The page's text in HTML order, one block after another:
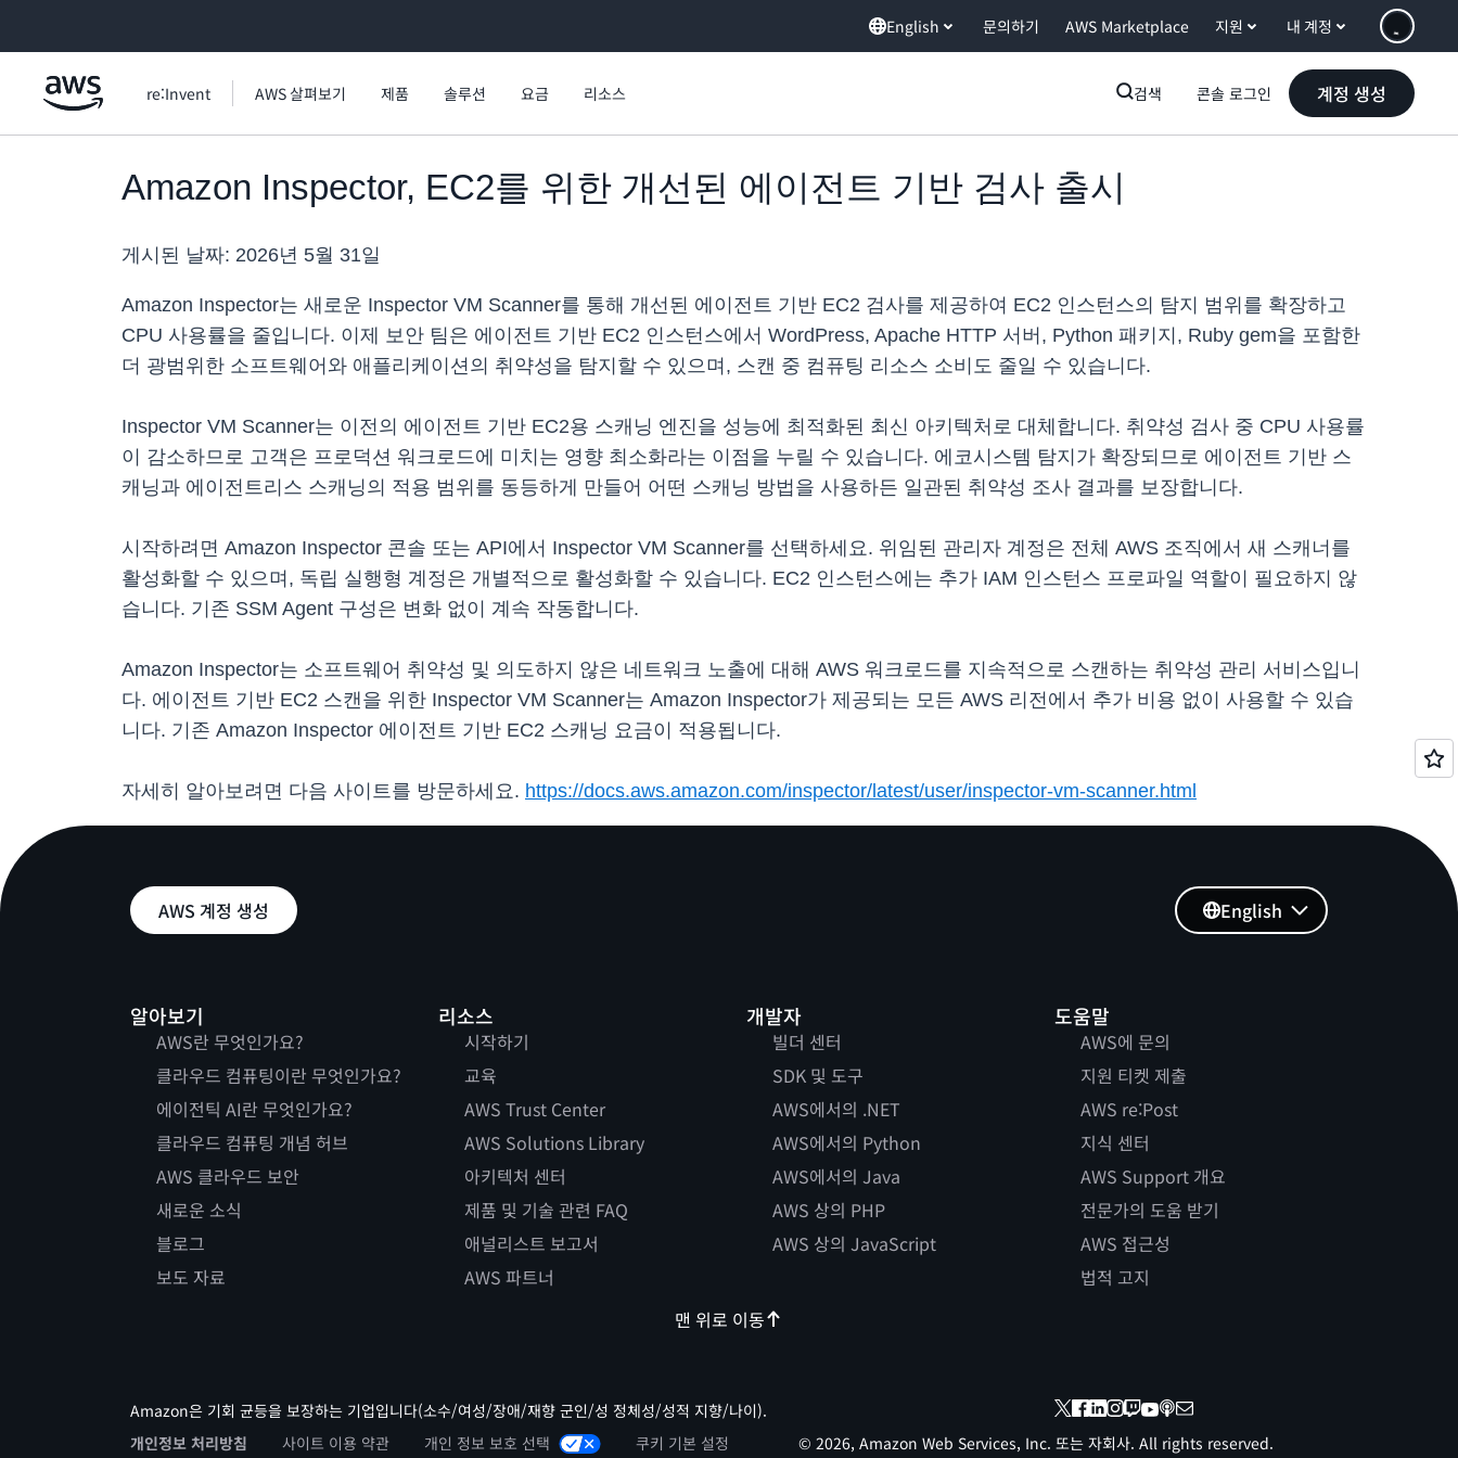
English 문의하기 AWS Marketplace 지원 내 계정
re:Invent AWS 살펴보기 제품 솔루션 요금 리소스 검색 콘솔 로그인 계정 생성
Amazon Inspector, EC2를 위한 개선된 에이전트 기반 검사 출시
게시된 날짜: 2026년 5월 31일
Amazon Inspector는 새로운 Inspector VM Scanner를 통해 개선된 에이전트 기반 EC2 검사를 제공하여 EC2 인스턴스의 탐지 범위를 확장하고
CPU 사용률을 줄입니다. 이제 보안 팀은 에이전트 기반 EC2 인스턴스에서 WordPress, Apache HTTP 서버, Python 패키지, Ruby gem을 포함한
더 광범위한 소프트웨어와 애플리케이션의 취약성을 탐지할 수 있으며, 스캔 중 컴퓨팅 리소스 소비도 줄일 수 있습니다.
Inspector VM Scanner는 이전의 에이전트 기반 EC2용 스캐닝 엔진을 성능에 최적화된 최신 아키텍처로 대체합니다. 취약성 검사 중 CPU 사용률
이 감소하므로 고객은 프로덕션 워크로드에 미치는 영향 최소화라는 이점을 누릴 수 있습니다. 에코시스템 탐지가 확장되므로 에이전트 기반 스
캐닝과 에이전트리스 스캐닝의 적용 범위를 동등하게 만들어 어떤 스캐닝 방법을 사용하든 일관된 취약성 조사 결과를 보장합니다.
시작하려면 Amazon Inspector 콘솔 또는 API에서 Inspector VM Scanner를 선택하세요. 위임된 관리자 계정은 전체 AWS 조직에서 새 스캐너를
활성화할 수 있으며, 독립 실행형 계정은 개별적으로 활성화할 수 있습니다. EC2 인스턴스에는 추가 IAM 인스턴스 프로파일 역할이 필요하지 않
습니다. 기존 SSM Agent 구성은 변화 없이 계속 작동합니다.
Amazon Inspector는 소프트웨어 취약성 및 의도하지 않은 네트워크 노출에 대해 AWS 워크로드를 지속적으로 스캔하는 취약성 관리 서비스입니
다. 에이전트 기반 EC2 스캔을 위한 Inspector VM Scanner는 Amazon Inspector가 제공되는 모든 AWS 리전에서 추가 비용 없이 사용할 수 있습
니다. 기존 Amazon Inspector 에이전트 기반 EC2 스캐닝 요금이 적용됩니다.
자세히 알아보려면 다음 사이트를 방문하세요. https://docs.aws.amazon.com/inspector/latest/user/inspector-vm-scanner.html
AWS 계정 생성
알아보기
AWS란 무엇인가요?
클라우드 컴퓨팅이란 무엇인가요?
에이전틱 AI란 무엇인가요?
클라우드 컴퓨팅 개념 허브
AWS 클라우드 보안
새로운 소식
블로그
보도 자료
리소스
시작하기
교육
AWS Trust Center
AWS Solutions Library
아키텍처 센터
제품 및 기술 관련 FAQ
애널리스트 보고서
AWS 파트너
개발자
빌더 센터
SDK 및 도구
AWS에서의 .NET
AWS에서의 Python
AWS에서의 Java
AWS 상의 PHP
AWS 상의 JavaScript
도움말
AWS에 문의
지원 티켓 제출
AWS re:Post
지식 센터
AWS Support 개요
전문가의 도움 받기
AWS 접근성
법적 고지
English
맨 위로 이동
Amazon은 기회 균등을 보장하는 기업입니다(소수/여성/장애/재향 군인/성 정체성/성적 지향/나이).
개인정보 처리방침
사이트 이용 약관 개인 정보 보호 선택 쿠키 기본 설정 © 2026, Amazon Web Services, Inc. 또는 자회사. All rights reserved.